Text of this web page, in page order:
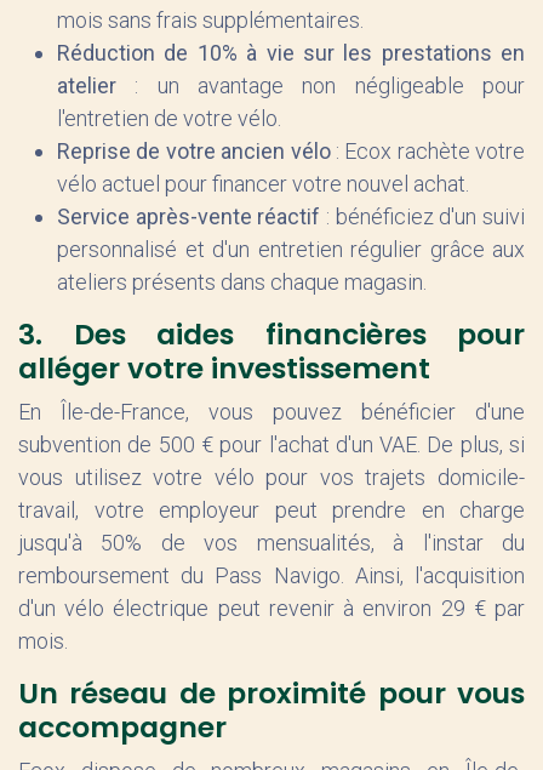
mois sans frais supplémentaires.
Réduction de 10% à vie sur les prestations en
atelier : un avantage non négligeable pour
l'entretien de votre vélo.
Reprise de votre ancien vélo: Ecox rachète votre
vélo actuel pour financer votre nouvel achat.
Service après-vente réactif : bénéficiez d'un suivi
personnalisé et d'un entretien régulier grâce aux
ateliers présents dans chaque magasin.
3. Des aides financières pour
alléger votre investissement
En Île-de-France, vous pouvez bénéficier d'une
subvention de 500 € pour l'achat d'un VAE. De plus, si
vous utilisez votre vélo pour vos trajets domicile-
travail, votre employeur peut prendre en charge
jusqu'à 50% de vos mensualités, à l'instar du
remboursement du Pass Navigo. Ainsi, l'acquisition
d'un vélo électrique peut revenir à environ 29 € par
mois.
Un réseau de proximité pour vous
accompagner